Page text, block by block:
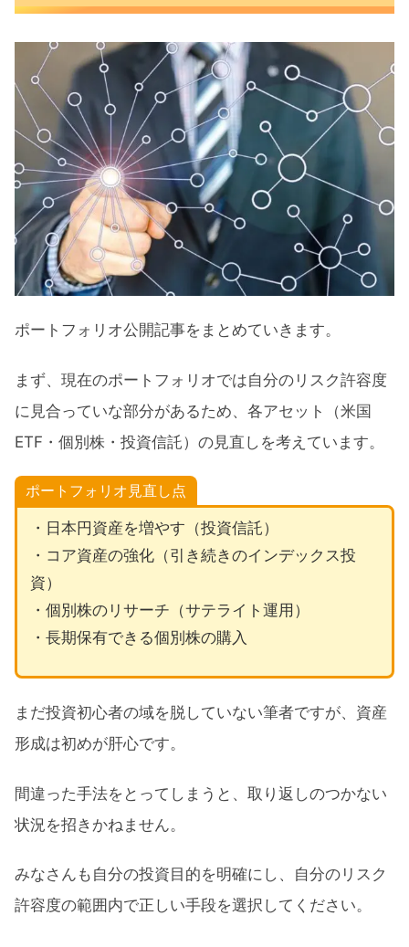
ポートフォリオ公開記事をまとめていきます。
まず、現在のポートフォリオでは自分のリスク許容度
に見合っていな部分があるため、各アセット（米国
ETF・個別株・投資信託）の見直しを考えています。
ポートフォリオ見直し点
・日本円資産を増やす（投資信託）
・コア資産の強化（引き続きのインデックス投
資）
・個別株のリサーチ（サテライト運用）
・長期保有できる個別株の購入
まだ投資初心者の域を脱していない筆者ですが、資産
形成は初めが肝心です。
間違った手法をとってしまうと、取り返しのつかない
状況を招きかねません。
みなさんも自分の投資目的を明確にし、自分のリスク
許容度の範囲内で正しい手段を選択してください。